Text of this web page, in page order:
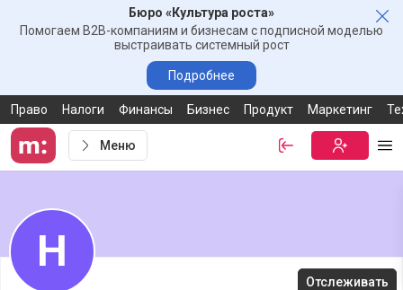
Бюро «Культура роста»
Помогаем B2B-компаниям и бизнесам с подписной моделью
выстраивать системный рост
Подробнее
Право Налоги Финансы Бизнес Продукт Маркетинг
Меню Войти
Н
Отслеживать